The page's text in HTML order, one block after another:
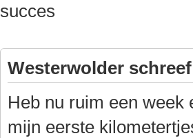
succes
Westerwolder
Heb nu ruim een week
mijn eerste